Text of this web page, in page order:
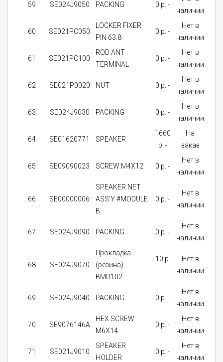
59 SE024J9050 PACKING 0 p. -
наличии
60 SE021PC050
LOCKER FIXER
PIN 63.8
0 p. -
Нет в
наличии
61 SE021PC100
ROD ANT
TERMINAL
0 p. -
Нет в
наличии
62 SE021P0020 NUT 0 p. -
Нет в
наличии
63 SE024J9030 PACKING 0 p. -
Нет в
наличии
64 SE01620771 SPEAKER
1660
p. -
На
заказ
65 SE09090023 SCREW M4X12 0 p. -
Нет в
наличии
66 SE00000006
SPEAKER NET
ASS'Y #MODULE
B
0 p. -
Нет в
наличии
67 SE024J9090 PACKING 0 p. -
Нет в
наличии
68 SE024J9070
Прокладка
(резина)
BMR102
10 p.
-
Нет в
наличии
69 SE024J9040 PACKING 0 p. -
Нет в
наличии
70 SE9076146A
HEX SCREW
M6X14
0 p. -
Нет в
наличии
71 SE021J9010
SPEAKER
HOLDER
0 p. -
Нет в
наличии